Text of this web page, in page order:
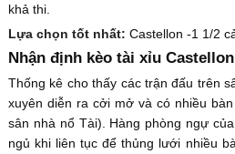
khả thi.
Lựa chọn tốt nhất: Castellon -1 1/2
Nhận định kèo tài xỉu
Thống kê cho thấy các trận đấu trên
xuyên diễn ra cởi mở và có nhiều
sân nhà nổ Tài). Hàng phòng ngự
ngủ khi liên tục để thủng lưới nhiều